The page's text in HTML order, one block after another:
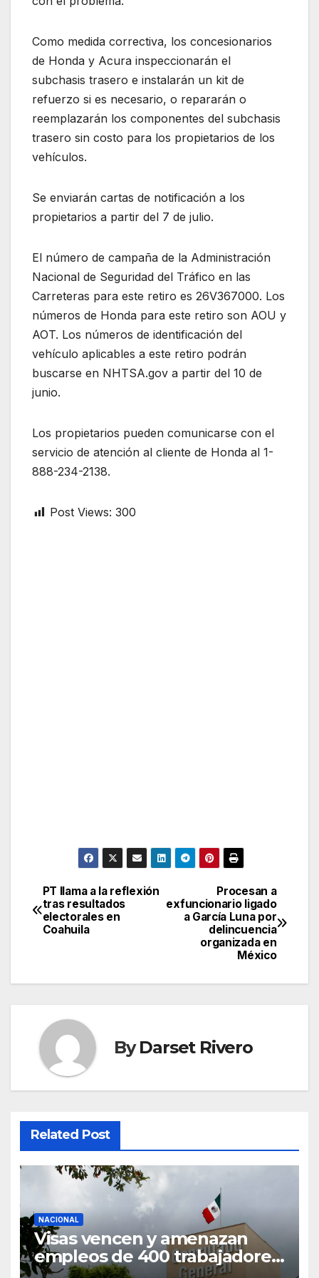
Como medida correctiva, los concesionarios
de Honda y Acura inspeccionarán el
subchasis trasero e instalarán un kit de
refuerzo si es necesario, o repararán o
reemplazarán los componentes del subchasis
trasero sin costo para los propietarios de los
vehículos.
Se enviarán cartas de notificación a los
propietarios a partir del 7 de julio.
El número de campaña de la Administración
Nacional de Seguridad del Tráfico en las
Carreteras para este retiro es 26V367000. Los
números de Honda para este retiro son AOU y
AOT. Los números de identificación del
vehículo aplicables a este retiro podrán
buscarse en NHTSA.gov a partir del 10 de
junio.
Los propietarios pueden comunicarse con el
servicio de atención al cliente de Honda al 1-
888-234-2138.
Post Views: 300
Post
navigation
Procesan a
exfuncionario ligado
a García Luna por
delincuencia
organizada en
México
PT llama a la reflexión
tras resultados
electorales en
Coahuila
ByDarset Rivero
Related Post
NACIONAL
Visas vencen y amenazan
empleos de 400 trabajadores